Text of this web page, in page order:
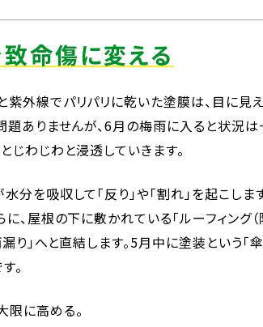
命傷に変える
外線でパリパリに乾いた塗膜は、目に見
題ありませんが、6月の梅雨に入ると状況
じわじわと浸透していきます。
を吸収して「反り」や「割れ」を起こしま
、屋根の下に敷かれている「ルーフィング
り」へと直結します。5月中に塗装という「
。
に高める。